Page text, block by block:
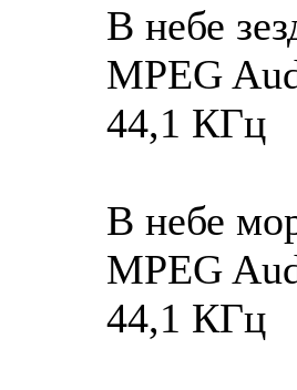
В небе
MPEG
44,1 КГц
В небе
MPEG
44,1 КГц